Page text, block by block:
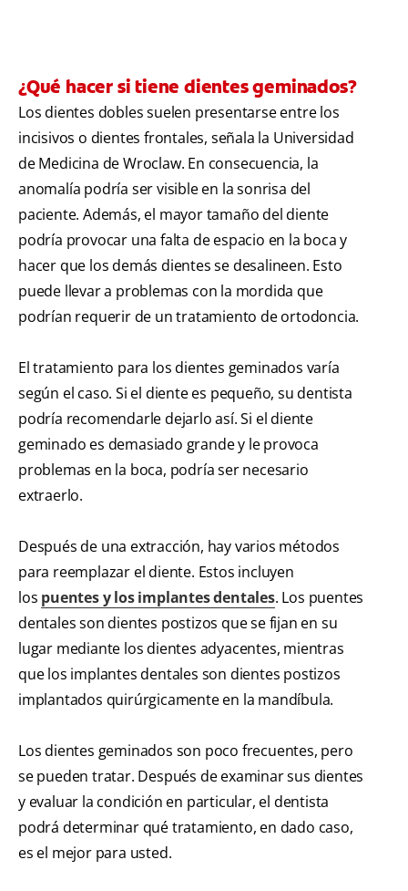
¿Qué hacer si tiene dientes geminados?
Los dientes dobles suelen presentarse entre los
incisivos o dientes frontales, señala la Universidad
de Medicina de Wroclaw. En consecuencia, la
anomalía podría ser visible en la sonrisa del
paciente. Además, el mayor tamaño del diente
podría provocar una falta de espacio en la boca y
hacer que los demás dientes se desalineen. Esto
puede llevar a problemas con la mordida que
podrían requerir de un tratamiento de ortodoncia.
El tratamiento para los dientes geminados varía
según el caso. Si el diente es pequeño, su dentista
podría recomendarle dejarlo así. Si el diente
geminado es demasiado grande y le provoca
problemas en la boca, podría ser necesario
extraerlo.
Después de una extracción, hay varios métodos
para reemplazar el diente. Estos incluyen
los puentes y los implantes dentales. Los puentes
dentales son dientes postizos que se fijan en su
lugar mediante los dientes adyacentes, mientras
que los implantes dentales son dientes postizos
implantados quirúrgicamente en la mandíbula.
Los dientes geminados son poco frecuentes, pero
se pueden tratar. Después de examinar sus dientes
y evaluar la condición en particular, el dentista
podrá determinar qué tratamiento, en dado caso,
es el mejor para usted.